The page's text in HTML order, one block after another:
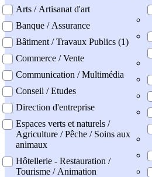
Arts / Artisanat d'art
Banque / Assurance
Bâtiment / Travaux Publics (1)
Commerce / Vente
Communication / Multimédia
Conseil / Etudes
Direction d'entreprise
Espaces verts et naturels /
Agriculture / Pêche / Soins aux
animaux
Hôtellerie - Restauration /
Tourisme / Animation